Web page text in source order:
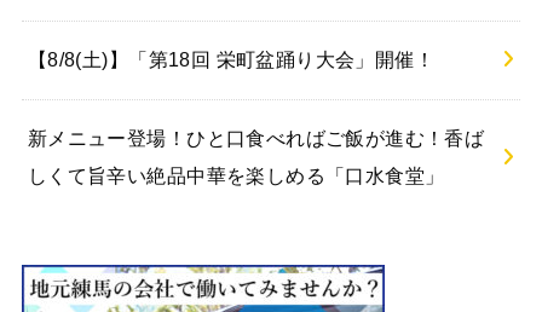
【8/8(土)】「第18回 栄町盆踊り大会」開催！
新メニュー登場！ひと口食べればご飯が進む！香ば
しくて旨辛い絶品中華を楽しめる「口水食堂」